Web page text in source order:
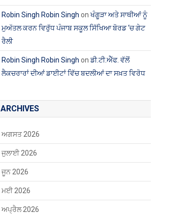
Robin Singh Robin Singh onਖੰਗੂੜਾ ਅਤੇ ਸਾਥੀਆਂ ਨੂੰ
ਮੁਅੱਤਲ ਕਰਨ ਵਿਰੁੱਧ ਪੰਜਾਬ ਸਕੂਲ ਸਿੱਖਿਆ ਬੋਰਡ ‘ਚ ਗੇਟ
ਰੈਲੀ
Robin Singh Robin Singh onਡੀ.ਟੀ.ਐੱਫ. ਵੱਲੋਂ
ਲੈਕਚਰਾਰਾਂ ਦੀਆਂ ਡਾਈਟਾਂ ਵਿੱਚ ਬਦਲੀਆਂ ਦਾ ਸਖ਼ਤ ਵਿਰੋਧ
ARCHIVES
ਅਗਸਤ 2026
ਜੁਲਾਈ 2026
ਜੂਨ 2026
ਮਈ 2026
ਅਪ੍ਰੈਲ 2026